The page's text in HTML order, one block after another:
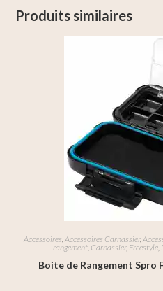
Produits similaires
Accessoires Accessoires Carnassier,
rangement Carnassier, Freestyle
Boite de Rangement Spro